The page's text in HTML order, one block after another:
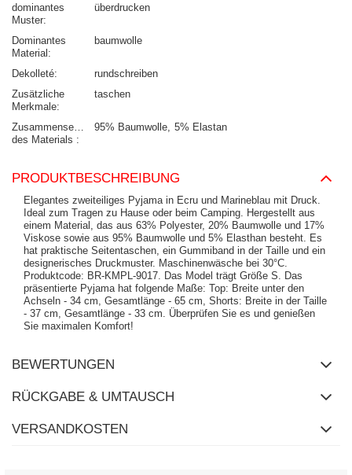
dominantes
Muster
überdrucken
Dominantes
Material
baumwolle
Dekolleté
rundschreiben
Zusätzliche
Merkmale
taschen
Zusammensetzung
des Materials
95% Baumwolle 5% Elastan
PRODUKTBESCHREIBUNG
Elegantes zweiteiliges Pyjama in Ecru und Marineblau mit Druck.
Ideal zum Tragen zu Hause oder beim Camping. Hergestellt aus
einem Material, das aus 63% Polyester, 20% Baumwolle und 17%
Viskose sowie aus 95% Baumwolle und 5% Elasthan besteht. Es
hat praktische Seitentaschen, ein Gummiband in der Taille und ein
designerisches Druckmuster. Maschinenwäsche bei 30°C.
Produktcode: BR-KMPL-9017. Das Model trägt Größe S. Das
präsentierte Pyjama hat folgende Maße: Top: Breite unter den
Achseln - 34 cm, Gesamtlänge - 65 cm, Shorts: Breite in der Taille
- 37 cm, Gesamtlänge - 33 cm. Überprüfen Sie es und genießen
Sie maximalen Komfort!
BEWERTUNGEN
RÜCKGABE & UMTAUSCH
VERSANDKOSTEN